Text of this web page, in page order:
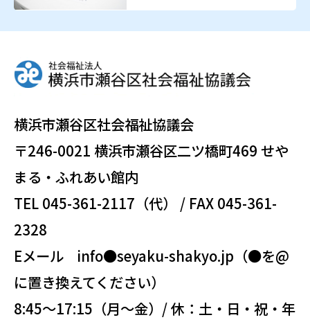
横浜市瀬谷区社会福祉協議会
〒246-0021 横浜市瀬谷区二ツ橋町469 せや
まる・ふれあい館内
TEL 045-361-2117（代） / FAX 045-361-
2328
Eメール info●seyaku-shakyo.jp（●を@
に置き換えてください）
8:45～17:15（月～金）/ 休：土・日・祝・年